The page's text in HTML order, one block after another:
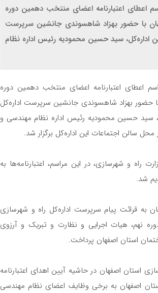
اعطای اعتبارنامه اعضای منتخب دهمین دوره
با حضور بهزاد شاهسوندی جانشین سرپرست
سید حسین محمودیه رئیس اداره نظام
اعطای اعتبارنامه اعضای منتخب دهمین دوره
حضور بهزاد شاهسوندی جانشین سرپرست اداره‌کل
سید حسین محمودیه رئیس اداره نظام مهندسی و
سالن اجتماعات این اداره‌کل برگزار شد.
و شهرسازی، در این مراسم، اعتبارنامه‌ها به
شد.
به قرائت پیام سرپرست اداره‌کل راه و شهرسازی
نهم، هیات اجرایی و نظارت و تبریک و آرزوی
استان اصفهان پرداخت.
استان اصفهان در حاشیه آیین اهدای اعتبارنامه
اصفهان به برخی وظایف اعضای نظام مهندسی